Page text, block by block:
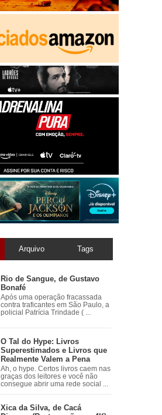
Arquivo Tags
Rio de Sangue, de Gustavo
Bonafé
Após uma operação fracassada
contra traficantes em São Paulo, a
policial Patrícia Trindade ( ...
O Tal do Hype: Livros
Superestimados e Livros que
Realmente Valem a Pena
Ah, o hype. Certos livros caem nas
graças dos leitores e você não
consegue abrir uma rede social ...
Xica da Silva, de Cacá